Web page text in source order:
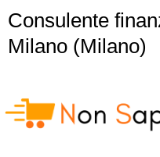
Consulente
Milano (Milano)